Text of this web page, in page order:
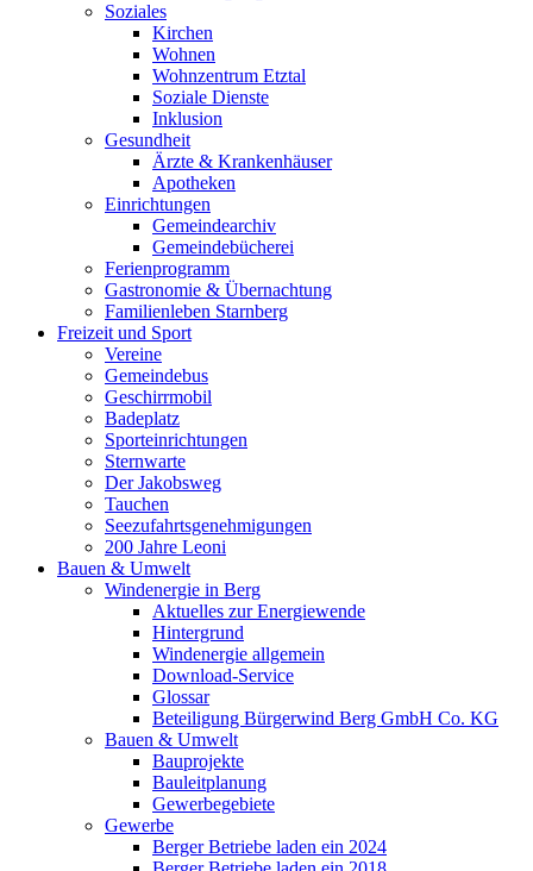
Soziales
Kirchen
Wohnen
Wohnzentrum Etztal
Soziale Dienste
Inklusion
Gesundheit
Ärzte & Krankenhäuser
Apotheken
Einrichtungen
Gemeindearchiv
Gemeindebücherei
Ferienprogramm
Gastronomie & Übernachtung
Familienleben Starnberg
Freizeit und Sport
Vereine
Gemeindebus
Geschirrmobil
Badeplatz
Sporteinrichtungen
Sternwarte
Der Jakobsweg
Tauchen
Seezufahrtsgenehmigungen
200 Jahre Leoni
Bauen & Umwelt
Windenergie in Berg
Aktuelles zur Energiewende
Hintergrund
Windenergie allgemein
Download-Service
Glossar
Beteiligung Bürgerwind Berg GmbH Co. KG
Bauen & Umwelt
Bauprojekte
Bauleitplanung
Gewerbegebiete
Gewerbe
Berger Betriebe laden ein 2024